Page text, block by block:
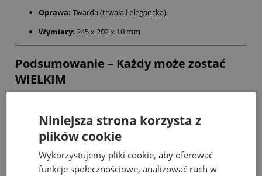
Oprawa: Twarda (trwała i elegancka)
Wymiary: 245 x 202 x 10 mm
Podsumowanie – Każdy może zostać
WIELKIM
marzyć o wielkich rzeczach. To idealny prezent dla małych
odkrywców, którzy uwielbiają zadawać pytania „dlaczego?” i „kto
to zrobił?”.
Niniejsza strona korzysta z
plików cookie
Wykorzystujemy pliki cookie, aby oferować
funkcje społecznościowe, analizować ruch w